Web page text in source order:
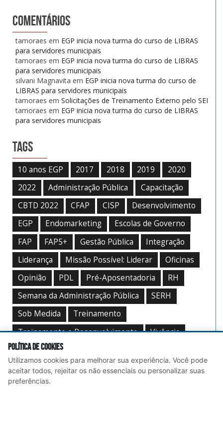
Comentários
tamoraes em EGP inicia nova turma do curso de LIBRAS
para servidores municipais
tamoraes em EGP inicia nova turma do curso de LIBRAS
para servidores municipais
silvani Magnavita em EGP inicia nova turma do curso de
LIBRAS para servidores municipais
tamoraes em Solicitações de Treinamento Externo pelo SEI
tamoraes em EGP inicia nova turma do curso de LIBRAS
para servidores municipais
Tags
10 anos EGP 2017 2018 2019
2020
2022
Administração Pública
Capacitação
CBTD 2022
CFAP CISP
Desenvolvimento
EGP
Endomarketing
Escolas de Governo
FAP
FAP5+ Gestão Pública
Integração
Liderança
Missão Possível: Liderar
Oficinas
Opinião
PDL Pré-Aposentadoria
RH
Semana da Administração Pública
SERH
Sob Medida
Treinamento
Treinamento e Desenvolvimento
Vivência
Workshop
Política de Cookies
Utilizamos cookies para melhorar sua experiência. Você pode
aceitar todos, rejeitar os não essenciais ou personalizar suas
preferências.